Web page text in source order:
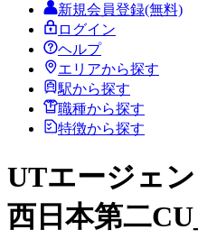
新規会員登録(無料)
ログイン
ヘルプ
エリアから探す
駅から探す
職種から探す
特徴から探す
UTエージェ
西日本第二